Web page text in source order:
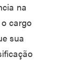
na
cargo
sua